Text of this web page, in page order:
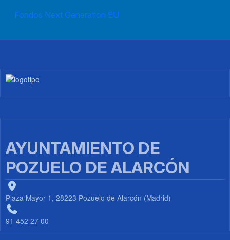
Fondos Next Generation EU
Imagen
AYUNTAMIENTO DE
POZUELO DE ALARCÓN
Plaza Mayor 1, 28223 Pozuelo de Alarcón (Madrid)
91 452 27 00